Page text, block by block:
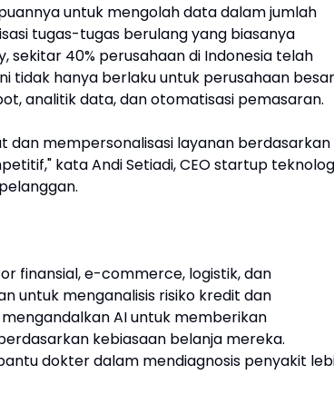
untuk mengolah data dalam jumlah
tugas-tugas berulang yang biasanya
sekitar 40% perusahaan di Indonesia telah
tidak hanya berlaku untuk perusahaan
analitik data, dan otomatisasi pemasaran.
dan mempersonalisasi layanan berdasarkan
kata Andi Setiadi, CEO startup
finansial, e-commerce, logistik, dan
untuk menganalisis risiko kredit dan
AI untuk memberikan
kebiasaan belanja mereka.
dokter dalam mendiagnosis penyakit